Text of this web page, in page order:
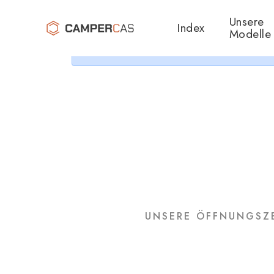
Index Unsere
Modelle
UNSERE